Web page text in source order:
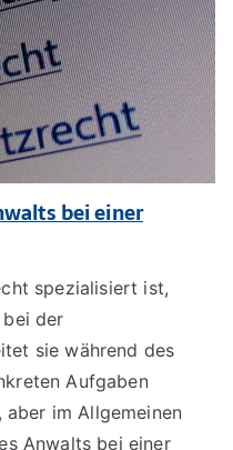
bei einer
spezialisiert ist,
der
sie während des
Aufgaben
aber im Allgemeinen
Anwalts bei einer